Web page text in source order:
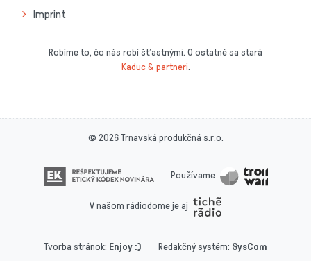
Imprint
Robíme to, čo nás robí šťastnými. O ostatné sa stará
Kaduc & partneri.
© 2026 Trnavská produkčná s.r.o.
Používame
V našom rádiodome je aj
Tvorba stránok: Enjoy :) Redakčný systém: SysCom